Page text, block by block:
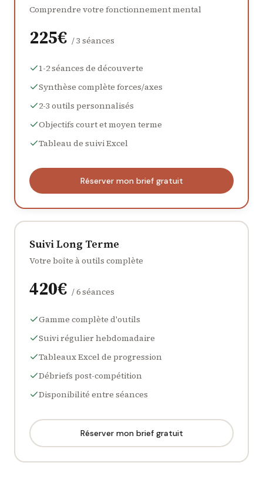
Comprendre votre fonctionnement mental
225€ /3 séances
1-2 séances de découverte
Synthèse complète forces/axes
2-3 outils personnalisés
Objectifs court et moyen terme
Tableau de suivi Excel
Réserver mon brief gratuit
Suivi Long Terme
Votre boîte à outils complète
420€ /6 séances
Gamme complète d'outils
Suivi régulier hebdomadaire
Tableaux Excel de progression
Débriefs post-compétition
Disponibilité entre séances
Réserver mon brief gratuit